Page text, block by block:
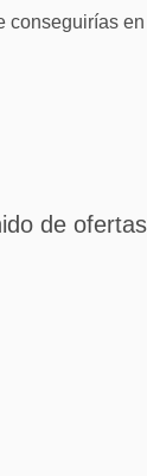
conseguirías
de